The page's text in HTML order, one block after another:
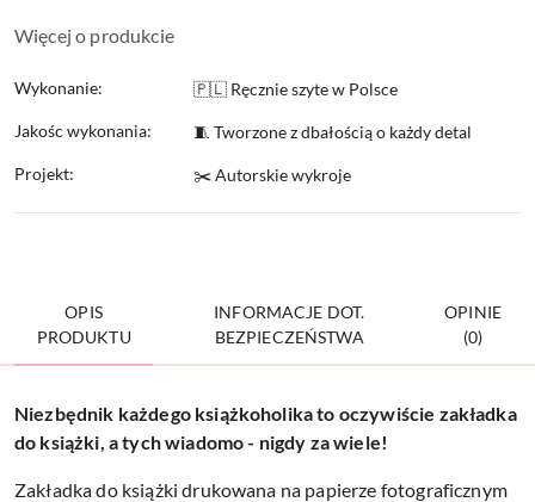
Więcej o produkcie
Wykonanie: 🇵🇱 Ręcznie szyte w Polsce
Jakośc wykonania: 🧵 Tworzone z dbałością o każdy detal
Projekt: ✂️ Autorskie wykroje
OPIS
PRODUKTU
INFORMACJE DOT.
BEZPIECZEŃSTWA
OPINIE
(0)
Niezbędnik każdego książkoholika to oczywiście zakładka
do książki, a tych wiadomo - nigdy za wiele!
Zakładka do książki drukowana na papierze fotograficznym